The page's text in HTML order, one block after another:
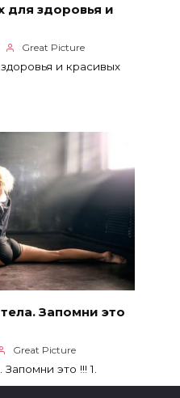
для здоровья и
Great Picture
и красивых
Запомни это
Great Picture
это !!! 1.